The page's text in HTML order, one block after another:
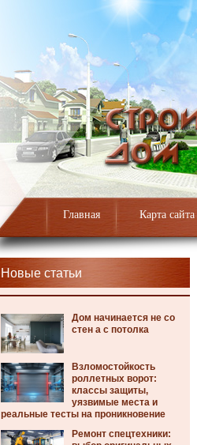
Главная Карта сайта
Новые статьи
Дом начинается не со
стен а с потолка
Взломостойкость
роллетных ворот:
классы защиты,
уязвимые места и
реальные тесты на проникновение
Ремонт спецтехники: